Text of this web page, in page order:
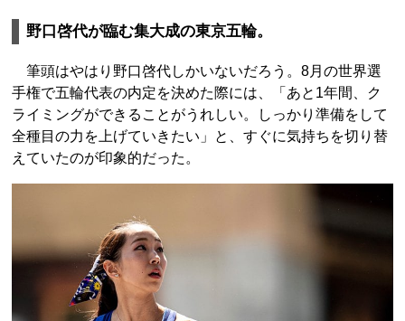
野口啓代が臨む集大成の東京五輪。
筆頭はやはり野口啓代しかいないだろう。8月の世界選
手権で五輪代表の内定を決めた際には、「あと1年間、ク
ライミングができることがうれしい。しっかり準備をして
全種目の力を上げていきたい」と、すぐに気持ちを切り替
えていたのが印象的だった。